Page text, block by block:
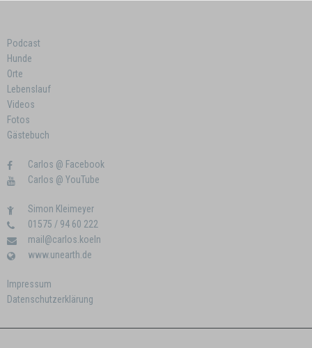
Podcast
Hunde
Orte
Lebenslauf
Videos
Fotos
Gästebuch
Carlos @ Facebook
Carlos @ YouTube
Simon Kleimeyer
01575 / 94 60 222
mail@carlos.koeln
www.unearth.de
Impressum
Datenschutzerklärung